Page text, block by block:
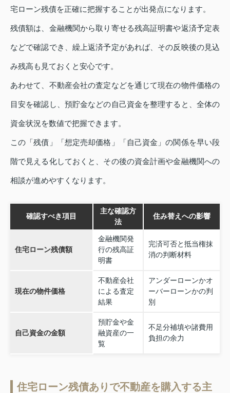
宅ローン残債を正確に把握することが出発点になります。
残債額は、金融機関から取り寄せる残高証明書や返済予定表
などで確認でき、繰上返済予定があれば、その反映後の見込
み残高も見ておくと安心です。
あわせて、不動産会社の査定などを通じて現在の物件価格の
目安を確認し、預貯金などの自己資金を整理すると、全体の
資金状況を数値で把握できます。
この「残債」「想定売却価格」「自己資金」の関係を早い段
階で見える化しておくと、その後の資金計画や金融機関への
相談が進めやすくなります。
確認すべき項目
主な確認方
法
住み替えへの影響
住宅ローン残債額
金融機関発
行の残高証
明書
完済可否と抵当権抹
消の判断材料
現在の物件価格
不動産会社
による査定
結果
アンダーローンかオ
ーバーローンかの判
別
自己資金の金額
預貯金や金
融資産の一
覧
不足分補填や諸費用
負担の余力
住宅ローン残債ありで不動産を購入する主